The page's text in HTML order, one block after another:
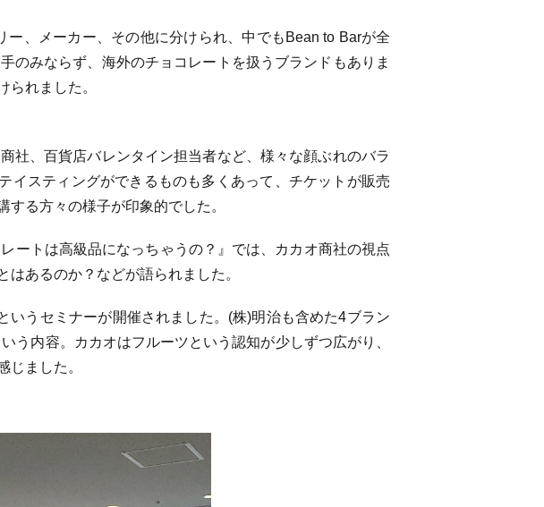
、メーカー、その他に分けられ、中でもBean to Barが全
のみならず、海外のチョコレートを扱うブランドもありま
られました。
社、百貨店バレンタイン担当者など、様々な顔ぶれのバラ
イスティングができるものも多くあって、チケットが販売
る方々の様子が印象的でした。
ートは高級品になっちゃうの？』では、カカオ商社の視点
あるのか？などが語られました。
いうセミナーが開催されました。(株)明治も含めた4ブラン
う内容。カカオはフルーツという認知が少しずつ広がり、
じました。